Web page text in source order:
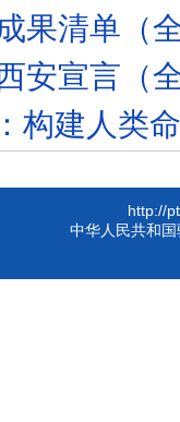
果清单（
安宣言（
构建人类
http://
中华人民共和